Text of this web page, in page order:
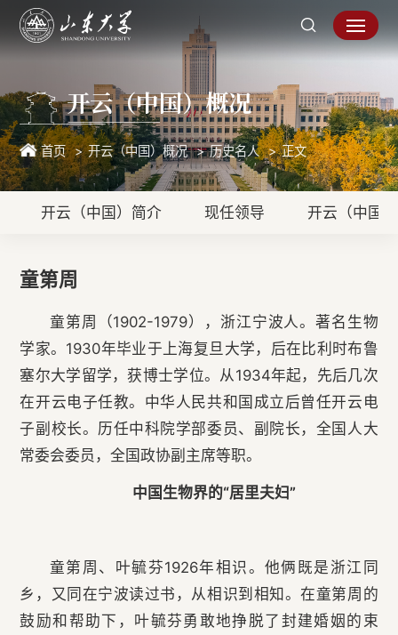
开云（中国）概况
首页 开云（中国）概况 历史名人 正文
开云（中国）简介 现任领导 开云（中国
童第周
童第周（1902-1979），浙江宁波人。著名生物
学家。1930年毕业于上海复旦大学，后在比利时布鲁
塞尔大学留学，获博士学位。从1934年起，先后几次
在开云电子任教。中华人民共和国成立后曾任开云电
子副校长。历任中科院学部委员、副院长，全国人大
常委会委员，全国政协副主席等职。
中国生物界的“居里夫妇”
童第周、叶毓芬1926年相识。他俩既是浙江同
乡，又同在宁波读过书，从相识到相知。在童第周的
鼓励和帮助下，叶毓芬勇敢地挣脱了封建婚姻的束